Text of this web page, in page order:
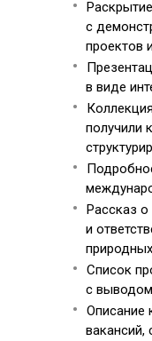
с
проектов
в виде
получили
Рассказ о
и
Список
с выводом
Описание
вакансий,